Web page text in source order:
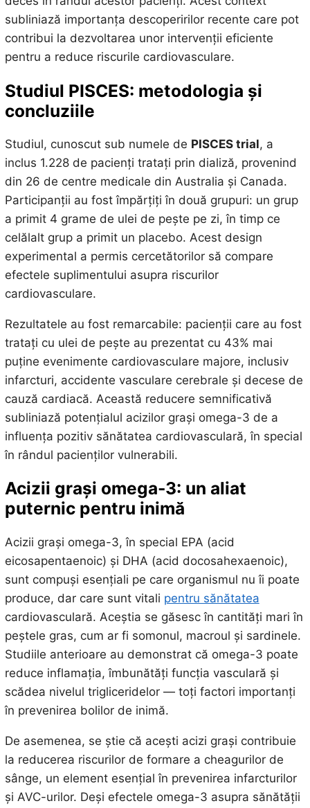
subliniază importanța descoperirilor recente care pot
contribui la dezvoltarea unor intervenții eficiente
pentru a reduce riscurile cardiovasculare.
Studiul PISCES: metodologia și
concluziile
Studiul, cunoscut sub numele de PISCES trial, a
inclus 1.228 de pacienți tratați prin dializă, provenind
din 26 de centre medicale din Australia și Canada.
Participanții au fost împărțiți în două grupuri: un grup
a primit 4 grame de ulei de pește pe zi, în timp ce
celălalt grup a primit un placebo. Acest design
experimental a permis cercetătorilor să compare
efectele suplimentului asupra riscurilor
cardiovasculare.
Rezultatele au fost remarcabile: pacienții care au fost
tratați cu ulei de pește au prezentat cu 43% mai
puține evenimente cardiovasculare majore, inclusiv
infarcturi, accidente vasculare cerebrale și decese de
cauză cardiacă. Această reducere semnificativă
subliniază potențialul acizilor grași omega-3 de a
influența pozitiv sănătatea cardiovasculară, în special
în rândul pacienților vulnerabili.
Acizii grași omega-3: un aliat
puternic pentru inimă
Acizii grași omega-3, în special EPA (acid
eicosapentaenoic) și DHA (acid docosahexaenoic),
sunt compuși esențiali pe care organismul nu îi poate
produce, dar care sunt vitali pentru sănătatea
cardiovasculară. Aceștia se găsesc în cantități mari în
peștele gras, cum ar fi somonul, macroul și sardinele.
Studiile anterioare au demonstrat că omega-3 poate
reduce inflamația, îmbunătăți funcția vasculară și
scădea nivelul trigliceridelor — toți factori importanți
în prevenirea bolilor de inimă.
De asemenea, se știe că acești acizi grași contribuie
la reducerea riscurilor de formare a cheagurilor de
sânge, un element esențial în prevenirea infarcturilor
și AVC-urilor. Deși efectele omega-3 asupra sănătății